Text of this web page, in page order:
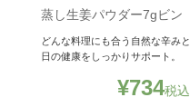
蒸し生姜パウダー7gビン
どんな料理にも合う自然な辛み
日の健康をしっかりサポート。
¥734税込
数